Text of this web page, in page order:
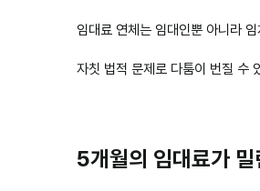
임대료 연체는 임대인뿐 아니라
자칫 법적 문제로 다툼이 번질 수
5개월의 임대료가